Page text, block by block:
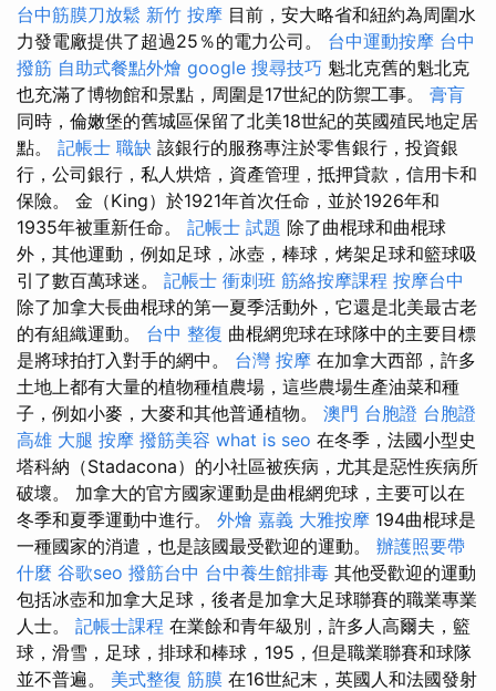
台中筋膜刀放鬆 新竹 按摩 目前，安大略省和紐約為周圍水
力發電廠提供了超過25％的電力公司。 台中運動按摩 台中
撥筋 自助式餐點外燴 google 搜尋技巧 魁北克舊的魁北克
也充滿了博物館和景點，周圍是17世紀的防禦工事。 膏肓
同時，倫嫩堡的舊城區保留了北美18世紀的英國殖民地定居
點。 記帳士 職缺 該銀行的服務專注於零售銀行，投資銀
行，公司銀行，私人烘焙，資產管理，抵押貸款，信用卡和
保險。 金（King）於1921年首次任命，並於1926年和
1935年被重新任命。 記帳士 試題 除了曲棍球和曲棍球
外，其他運動，例如足球，冰壺，棒球，烤架足球和籃球吸
引了數百萬球迷。 記帳士 衝刺班 筋絡按摩課程 按摩台中
除了加拿大長曲棍球的第一夏季活動外，它還是北美最古老
的有組織運動。 台中 整復 曲棍網兜球在球隊中的主要目標
是將球拍打入對手的網中。 台灣 按摩 在加拿大西部，許多
土地上都有大量的植物種植農場，這些農場生產油菜和種
子，例如小麥，大麥和其他普通植物。 澳門 台胞證 台胞證
高雄 大腿 按摩 撥筋美容 what is seo 在冬季，法國小型史
塔科納（Stadacona）的小社區被疾病，尤其是惡性疾病所
破壞。 加拿大的官方國家運動是曲棍網兜球，主要可以在
冬季和夏季運動中進行。 外燴 嘉義 大雅按摩 194曲棍球是
一種國家的消遣，也是該國最受歡迎的運動。 辦護照要帶
什麼 谷歌seo 撥筋台中 台中養生館排毒 其他受歡迎的運動
包括冰壺和加拿大足球，後者是加拿大足球聯賽的職業專業
人士。 記帳士課程 在業餘和青年級別，許多人高爾夫，籃
球，滑雪，足球，排球和棒球，195，但是職業聯賽和球隊
並不普遍。 美式整復 筋膜 在16世紀末，英國人和法國發射